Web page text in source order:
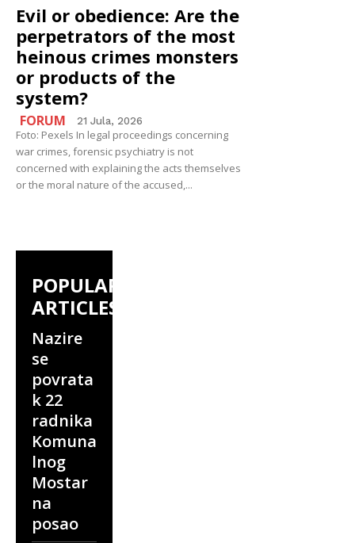
Evil or obedience: Are the
perpetrators of the most
heinous crimes monsters
or products of the
system?
FORUM 21 Jula, 2026
Foto: Pexels In legal proceedings concerning
war crimes, forensic psychiatry is not
concerned with explaining the acts themselves
or the moral nature of the accused,...
POPULAR
ARTICLES
Nazire
se
povrata
k 22
radnika
Komuna
lnog
Mostar
na
posao